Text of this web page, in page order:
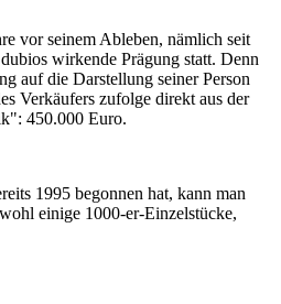
vor seinem Ableben, nämlich seit
wirkende Prägung statt. Denn
auf die Darstellung seiner Person
Verkäufers zufolge direkt aus der
450.000 Euro.
1995 begonnen hat, kann man
einige 1000-er-Einzelstücke,